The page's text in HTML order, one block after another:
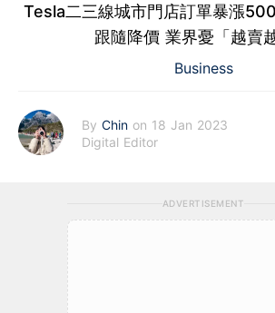
Tesla二三線城市門店訂單暴漲
跟隨降價 業界憂「越賣
Business
By Chin on 18 Jan 2023
Digital Editor
ADVERTISEMENT